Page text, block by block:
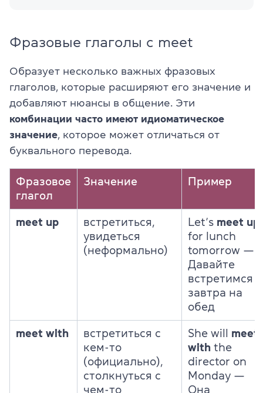
Фразовые глаголы с meet
Образует несколько важных фразовых
глаголов, которые расширяют его значение и
добавляют нюансы в общение. Эти
комбинации часто имеют идиоматическое
значение , которое может отличаться от
буквального перевода.
Фразовое
глагол
Значение Пример
meet up
встретиться,
увидеться
(неформально)
Let’s meet up
for lunch
tomorrow —
Давайте
встретимся
завтра на
обед
meet with
встретиться с
кем-то
(официально),
столкнуться с
чем-то
She will meet
with the
director on
Monday —
Она